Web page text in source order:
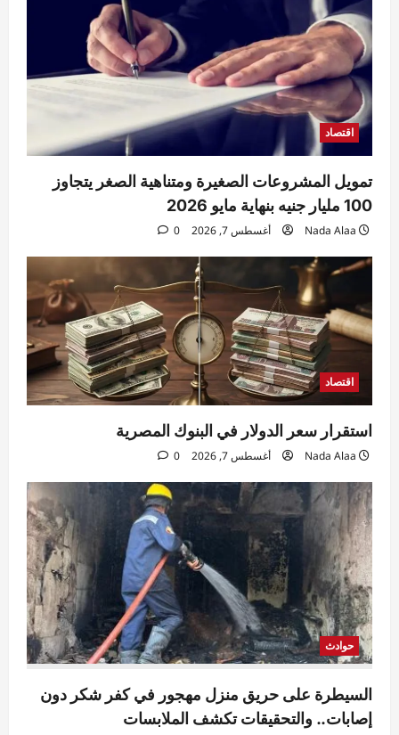
4 أغسطس 7, 2026
5
حوادث
مقتل مسن بورسعيد.. العثور على رجل مُقيد
اليدين والقدمين داخل منزله والأمن يكثف
التحريات
أغسطس 7, 2026 0
اقتصاد
تمويل المشروعات الصغيرة ومتناهية الصغر يتجاوز
100 مليار جنيه بنهاية مايو 2026
Nada Alaa أغسطس 7, 2026 0
اقتصاد
استقرار سعر الدولار في البنوك المصرية
Nada Alaa أغسطس 7, 2026 0
حوادث
السيطرة على حريق منزل مهجور في كفر شكر دون
إصابات.. والتحقيقات تكشف الملابسات